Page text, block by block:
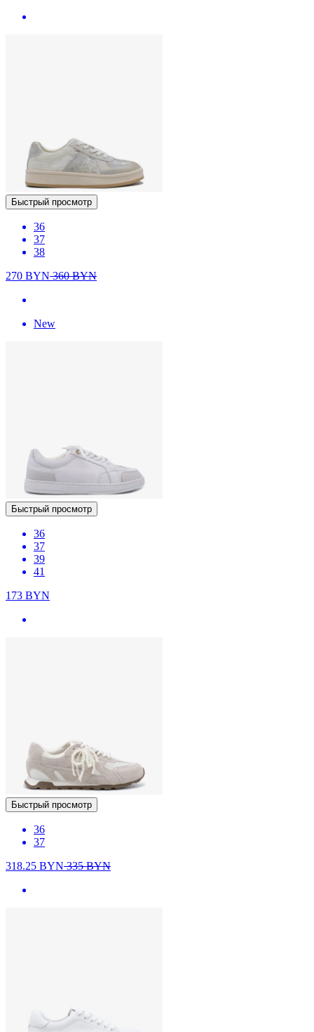
Быстрый просмотр
36
37
38
270 BYN360BYN
New
Быстрый просмотр
36
37
39
41
173 BYN
Быстрый просмотр
36
37
318.25 BYN335BYN